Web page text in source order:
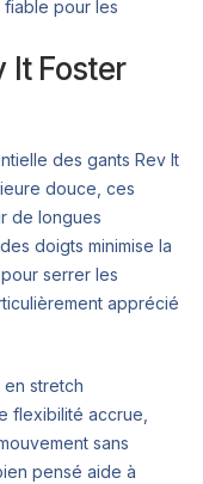
fiable pour les
It Foster
des gants Rev It
douce, ces
de longues
doigts minimise la
serrer les
apprécié
stretch
flexibilité accrue,
sans
pensé aide à